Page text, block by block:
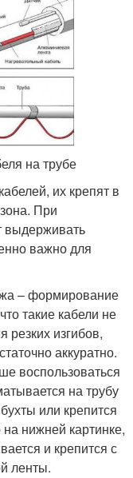
на трубе
их крепят в
При
выдерживать
важно для
– формирование
такие кабели не
изгибов,
аккуратно.
воспользоваться
на трубу
или крепится
нижней картинке,
и крепится с
ленты.